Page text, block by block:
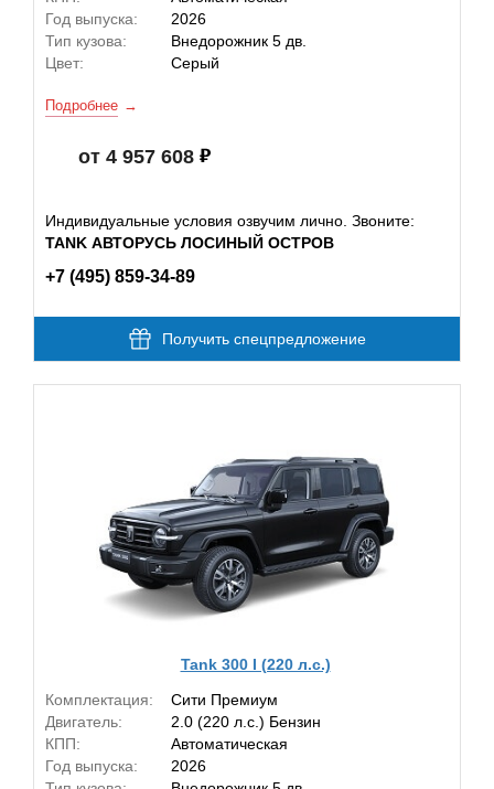
Год выпуска:
2026
Тип кузова:
Внедорожник 5 дв.
Цвет:
Серый
Подробнее
от 4 957 608
Индивидуальные условия озвучим лично. Звоните:
TANK АВТОРУСЬ ЛОСИНЫЙ ОСТРОВ
+7 (495) 859-34-89
Получить спецпредложение
Tank 300 I (220 л.с.)
Комплектация:
Сити Премиум
Двигатель:
2.0 (220 л.с.) Бензин
КПП:
Автоматическая
Год выпуска:
2026